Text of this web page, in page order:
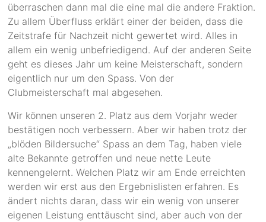
überraschen dann mal die eine mal die andere Fraktion.
Zu allem Überfluss erklärt einer der beiden, dass die
Zeitstrafe für Nachzeit nicht gewertet wird. Alles in
allem ein wenig unbefriedigend. Auf der anderen Seite
geht es dieses Jahr um keine Meisterschaft, sondern
eigentlich nur um den Spass. Von der
Clubmeisterschaft mal abgesehen.
Wir können unseren 2. Platz aus dem Vorjahr weder
bestätigen noch verbessern. Aber wir haben trotz der
„blöden Bildersuche“ Spass an dem Tag, haben viele
alte Bekannte getroffen und neue nette Leute
kennengelernt. Welchen Platz wir am Ende erreichten
werden wir erst aus den Ergebnislisten erfahren. Es
ändert nichts daran, dass wir ein wenig von unserer
eigenen Leistung enttäuscht sind, aber auch von der